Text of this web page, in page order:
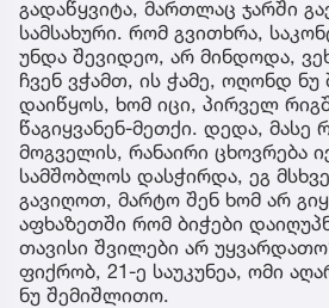
გადაწყვიტა, მართლაც ჯარში
სამსახური. რომ გვითხრა,
უნდა შევიდეო, არ მინდოდა,
ჩვენ ვჭამთ, ის ჭამე, ოღონდ
დაიწყოს, ხომ იცი, პირველ
წაგიყვანენ-მეთქი. დედა,
მოგველის, რანაირი ცხოვრება
სამშობლოს დასჭირდა, ეგ
გავიღოთ, მარტო შენ ხომ არ
აფხაზეთში რომ ბიჭები
თავისი შვილები არ
ფიქრობ, 21-ე საუკუნეა, ომი
ნუ შემიშლითო.